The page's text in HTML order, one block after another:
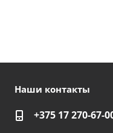
Наши контакты
+375 17 270-67-